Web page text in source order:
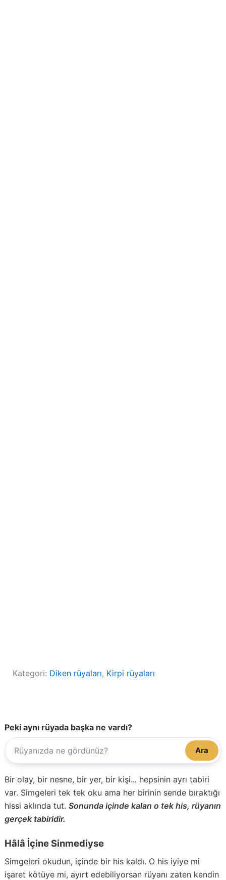
Kategori: Diken rüyaları, Kirpi rüyaları
Peki aynı rüyada başka ne vardı?
Ara
Bir olay, bir nesne, bir yer, bir kişi... hepsinin ayrı tabiri
var. Simgeleri tek tek oku ama her birinin sende bıraktığı
hissi aklında tut. Sonunda içinde kalan o tek his, rüyanın
gerçek tabiridir.
Hâlâ İçine Sinmediyse
Simgeleri okudun, içinde bir his kaldı. O his iyiye mi
işaret kötüye mi, ayırt edebiliyorsan rüyanı zaten kendin